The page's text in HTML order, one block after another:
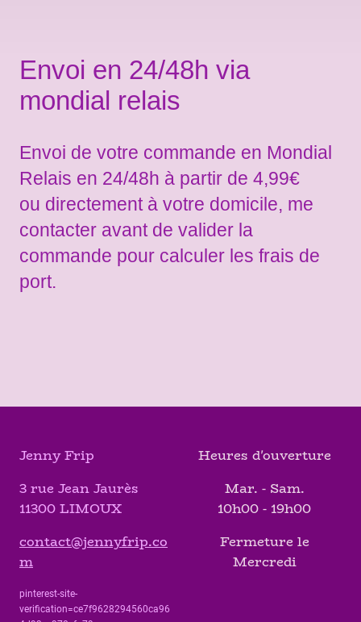
Envoi en 24/48h via
mondial relais
Envoi de votre commande en Mondial
Relais en 24/48h à partir de 4,99€
ou directement à votre domicile, me
contacter avant de valider la
commande pour calculer les frais de
port.
Jenny Frip
3 rue Jean Jaurès
11300 LIMOUX
contact@jennyfrip.co
m
pinterest-site-
verification=ce7f9628294560ca96
Heures d'ouverture
Mar. - Sam.
10h00 - 19h00
Fermeture le
Mercredi